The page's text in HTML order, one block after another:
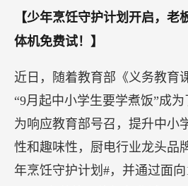
【少年烹饪守护计划开启，老
体机免费试！】
近日，随着教育部《义务教育
“9月起中小学生要学煮饭”成为
为响应教育部号召，提升中小
性和趣味性，厨电行业龙头品
年烹饪守护计划#，并通过面